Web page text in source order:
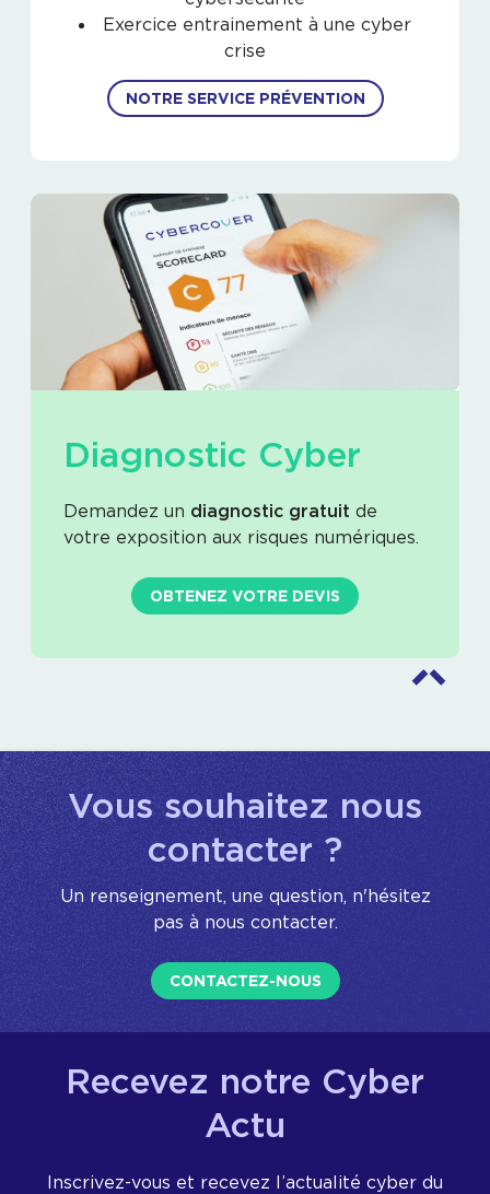
Exercice entrainement à une cyber
crise
NOTRE SERVICE PRÉVENTION
Diagnostic Cyber
Demandez un diagnostic gratuit de
votre exposition aux risques numériques.
OBTENEZ VOTRE DEVIS
Vous souhaitez nous
contacter ?
Un renseignement, une question, n'hésitez
pas à nous contacter.
CONTACTEZ-NOUS
Recevez notre Cyber
Actu
Inscrivez-vous et recevez l’actualité cyber du